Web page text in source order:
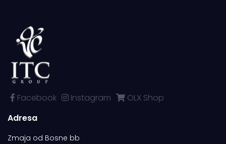
Facebook Instagram
OLX Shop
Adresa
Zmaja od Bosne bb